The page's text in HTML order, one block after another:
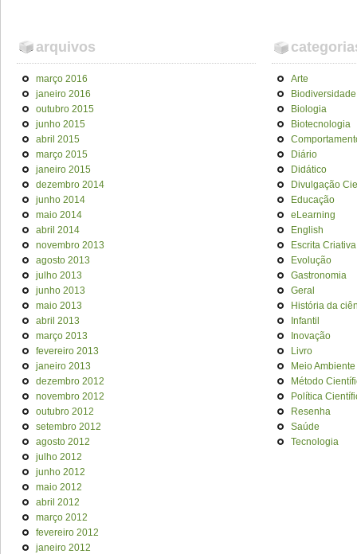
arquivos
março 2016
janeiro 2016
outubro 2015
junho 2015
abril 2015
março 2015
janeiro 2015
dezembro 2014
junho 2014
maio 2014
abril 2014
novembro 2013
agosto 2013
julho 2013
junho 2013
maio 2013
abril 2013
março 2013
fevereiro 2013
janeiro 2013
dezembro 2012
novembro 2012
outubro 2012
setembro 2012
agosto 2012
julho 2012
junho 2012
maio 2012
abril 2012
março 2012
fevereiro 2012
janeiro 2012
Arte
Biodiversidade
Biologia
Biotecnologia
Diário
Didático
Divulgação
Educação
eLearning
English
Escrita Criativa
Evolução
Gastronomia
Geral
História da
Infantil
Inovação
Livro
Meio Ambiente
Método
Política
Resenha
Saúde
Tecnologia